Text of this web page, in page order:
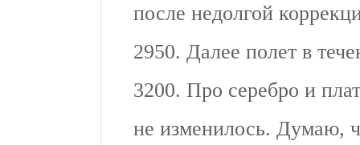
после недолгой
2950. Далее полет в
3200. Про серебро и
не изменилось. Думаю,